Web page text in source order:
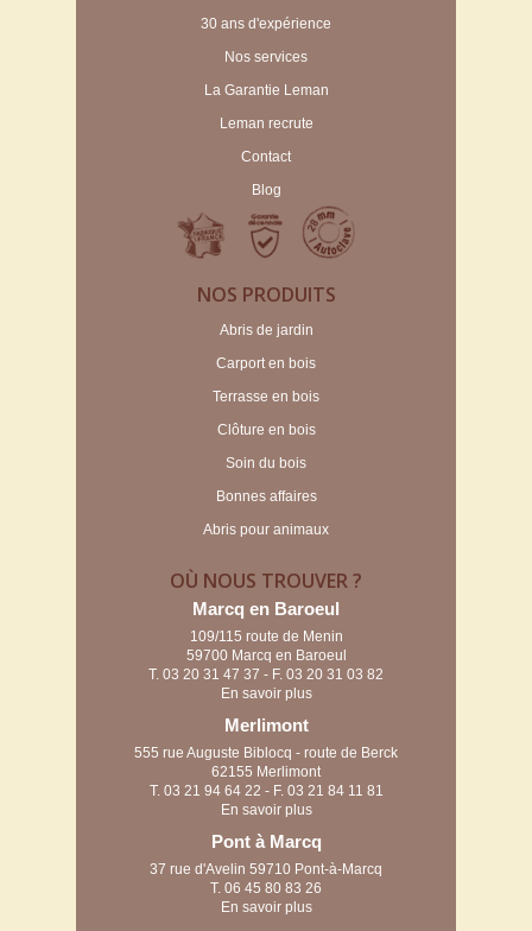
30 ans d'expérience
Nos services
La Garantie Leman
Leman recrute
Contact
Blog
NOS PRODUITS
Abris de jardin
Carport en bois
Terrasse en bois
Clôture en bois
Soin du bois
Bonnes affaires
Abris pour animaux
OÙ NOUS TROUVER ?
Marcq en Baroeul
109/115 route de Menin
59700 Marcq en Baroeul
T. 03 20 31 47 37 - F. 03 20 31 03 82
En savoir plus
Merlimont
555 rue Auguste Biblocq - route de Berck
62155 Merlimont
T. 03 21 94 64 22 - F. 03 21 84 11 81
En savoir plus
Pont à Marcq
37 rue d'Avelin 59710 Pont-à-Marcq
T. 06 45 80 83 26
En savoir plus